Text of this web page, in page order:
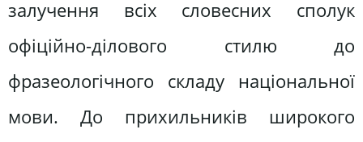
залучення всіх словесних сполук
офіційно-ділового стилю до
фразеологічного складу національної
мови. До прихильників широкого